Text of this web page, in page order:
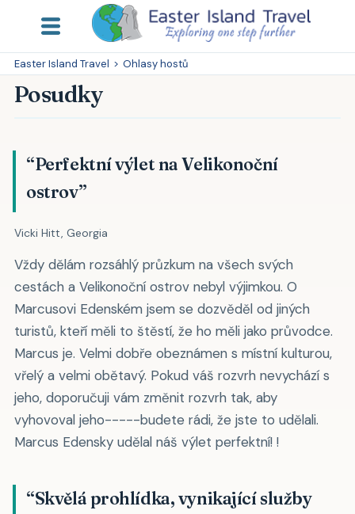
Easter Island Travel > Ohlasy hostů
Posudky
“Perfektní výlet na Velikonoční
ostrov”
Vicki Hitt, Georgia
Vždy dělám rozsáhlý průzkum na všech svých
cestách a Velikonoční ostrov nebyl výjimkou. O
Marcusovi Edenském jsem se dozvěděl od jiných
turistů, kteří měli to štěstí, že ho měli jako průvodce.
Marcus je. Velmi dobře obeznámen s místní kulturou,
vřelý a velmi obětavý. Pokud váš rozvrh nevychází s
jeho, doporučuji vám změnit rozvrh tak, aby
vyhovoval jeho-----budete rádi, že jste to udělali.
Marcus Edensky udělal náš výlet perfektní! !
“Skvělá prohlídka, vynikající služby